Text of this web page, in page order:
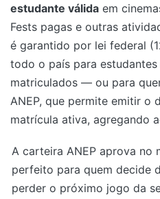
estudante válida em
Fests pagas e outras
é garantido por lei federal
todo o país para
matriculados — ou para
ANEP, que permite emitir o
matrícula ativa, agregando
A carteira ANEP aprova no
perfeito para quem decide
perder o próximo jogo da